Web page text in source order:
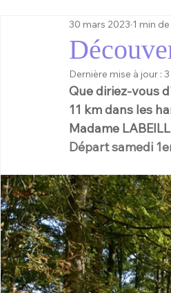
Tourisme
30 mars 2023 1 min
Dernière mise à jour :
Que diriez-vous
11 km dans les
Madame
Départ samedi